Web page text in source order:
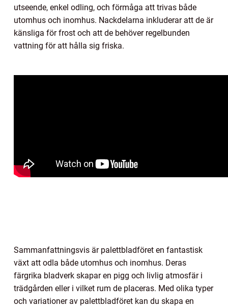
utseende, enkel odling, och förmåga att trivas både
utomhus och inomhus. Nackdelarna inkluderar att de är
känsliga för frost och att de behöver regelbunden
vattning för att hålla sig friska.
Sammanfattningsvis är palettbladföret en fantastisk
växt att odla både utomhus och inomhus. Deras
färgrika bladverk skapar en pigg och livlig atmosfär i
trädgården eller i vilket rum de placeras. Med olika typer
och variationer av palettbladföret kan du skapa en